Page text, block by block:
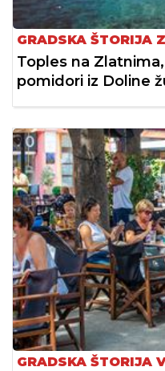
GRADSKA ŠTORIJA
Toples na
pomidori iz Doline
GRADSKA ŠTORIJA